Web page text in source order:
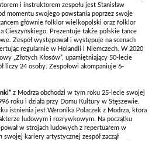
i instruktorem zespołu jest Stanisław
od momentu swojego powstania poprzez swoje
głównie folklor wielkopolski oraz folklor
Cieszyńskiego. Prezentuje także polskie tańce
Zespół występował i występuje na scenach
regularnie w Holandii i Niemczech. W 2020
„Złotych Kłosów”, upamiętniający 50-lecie
liczy 24 osoby. Zespołowi akompaniuje 6-
z Modrza obchodzi w tym roku 25-lecie swojej
roku i działa przy Domu Kultury w Stęszewie.
istnienia jest Weronika Polaczek z Modrza, która
ludowym i rozrywkowym. Na początku
w strojach ludowych z repertuarem w
kariery artystycznej zespół zaczął